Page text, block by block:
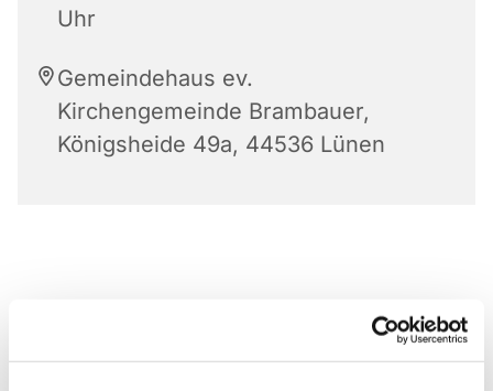
Uhr
Gemeindehaus ev.
Kirchengemeinde Brambauer,
Königsheide 49a, 44536 Lünen